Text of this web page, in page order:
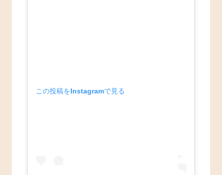
この投稿をInstagramで見る